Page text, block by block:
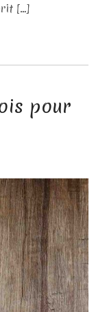
[…]
pour